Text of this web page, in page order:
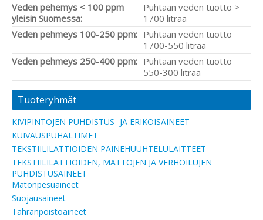
Veden pehemys < 100 ppm
yleisin Suomessa:
Puhtaan veden tuotto >
1700 litraa
Veden pehmeys 100-250 ppm: Puhtaan veden tuotto
1700-550 litraa
Veden pehmeys 250-400 ppm: Puhtaan veden tuotto
550-300 litraa
Tuoteryhmät
KIVIPINTOJEN PUHDISTUS- JA ERIKOISAINEET
KUIVAUSPUHALTIMET
TEKSTIILILATTIOIDEN PAINEHUUHTELULAITTEET
TEKSTIILILATTIOIDEN, MATTOJEN JA VERHOILUJEN
PUHDISTUSAINEET
Matonpesuaineet
Suojausaineet
Tahranpoistoaineet